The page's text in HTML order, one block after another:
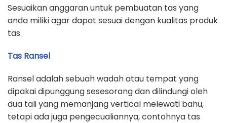
Sesuaikan anggaran untuk pembuatan tas yang
anda miliki agar dapat sesuai dengan kualitas produk
tas.
Tas Ransel
Ransel adalah sebuah wadah atau tempat yang
dipakai dipunggung sesesorang dan dilindungi oleh
dua tali yang memanjang vertical melewati bahu,
tetapi ada juga pengecualiannya, contohnya tas